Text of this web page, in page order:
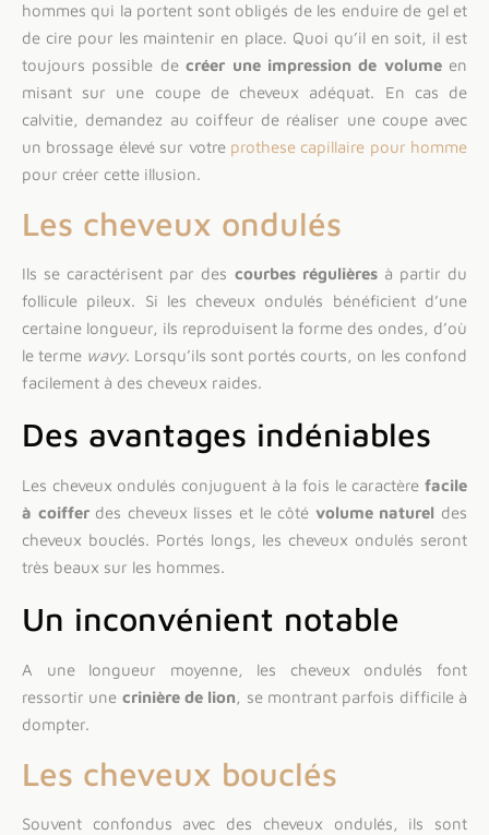
hommes qui la portent sont obligés de les enduire de gel et
de cire pour les maintenir en place. Quoi qu’il en soit, il est
toujours possible decréer une impression de volumeen
misant sur une coupe de cheveux adéquat. En cas de
calvitie, demandez au coiffeur de réaliser une coupe avec
un brossage élevé sur votre prothese capillaire pour homme
pour créer cette illusion.
Les cheveux ondulés
Ils se caractérisent par des courbes régulièresà partir du
follicule pileux. Si les cheveux ondulés bénéficient d’une
certaine longueur, ils reproduisent la forme des ondes, d’où
le terme wavy. Lorsqu’ils sont portés courts, on les confond
facilement à des cheveux raides.
Des avantages indéniables
Les cheveux ondulés conjuguent à la fois le caractère facile
à coifferdes cheveux lisses et le côté volume naturel des
cheveux bouclés. Portés longs, les cheveux ondulés seront
très beaux sur les hommes.
Un inconvénient notable
A une longueur moyenne, les cheveux ondulés font
ressortir une crinière de lion, se montrant parfois difficile à
dompter.
Les cheveux bouclés
Souvent confondus avec des cheveux ondulés, ils sont